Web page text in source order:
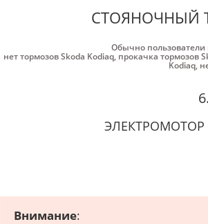
СТОЯНОЧНЫЙ
Обычно пользователи
нет тормозов Skoda Kodiaq, прокачка тормозов
Kodiaq,
Внимание: